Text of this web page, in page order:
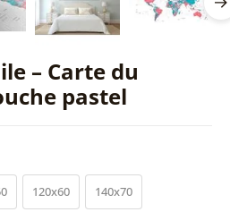
– Carte du
pastel
120x60 140x70